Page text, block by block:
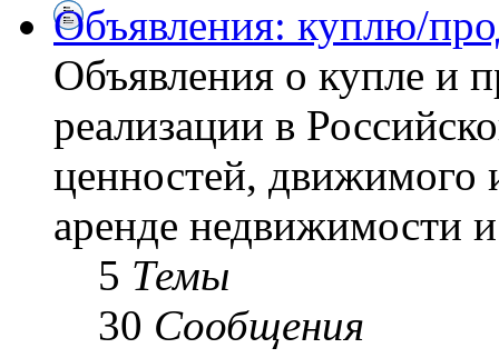
Объявления: куплю/
Объявления о купле и
реализации в
ценностей,
аренде недвижимости
5 Темы
30 Сообщения